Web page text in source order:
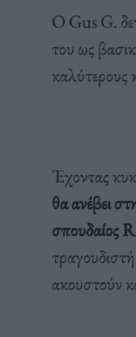
Ο Gus G.
του ως
καλύτερους
Έχοντας
θα ανέβει
σπουδαίος
ακουστούν